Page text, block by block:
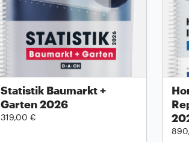
Statistik Baumarkt +
Garten 2026
319,00 €